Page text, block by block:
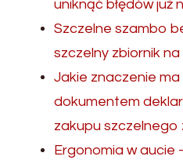
uniknąć błędów już
Szczelne szambo
szczelny zbiornik na
Jakie znaczenie
dokumentem
zakupu
Ergonomia w aucie